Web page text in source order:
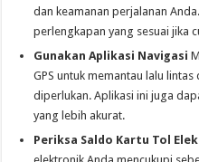
dan keamanan perjalanan
perlengkapan yang sesuai jika
Gunakan Aplikasi Navigasi
GPS untuk memantau lalu
diperlukan. Aplikasi ini juga
yang lebih akurat.
Periksa Saldo Kartu Tol